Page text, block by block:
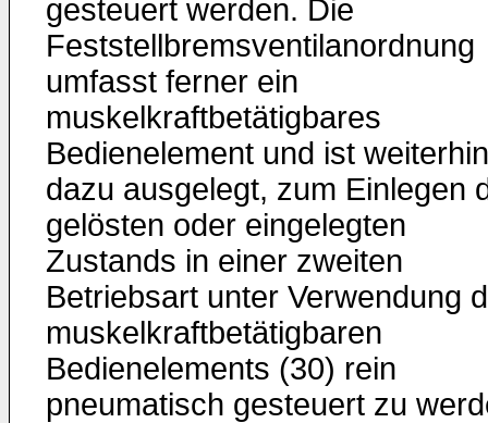
gesteuert werden. Die
Feststellbremsventilanordnung
umfasst ferner ein
muskelkraftbetätigbares
Bedienelement und ist weiterhin
dazu ausgelegt, zum Einlegen
gelösten oder eingelegten
Zustands in einer zweiten
Betriebsart unter Verwendung
muskelkraftbetätigbaren
Bedienelements (30) rein
pneumatisch gesteuert zu